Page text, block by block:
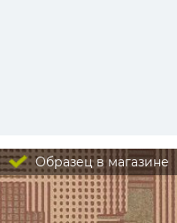
Образец в магазине